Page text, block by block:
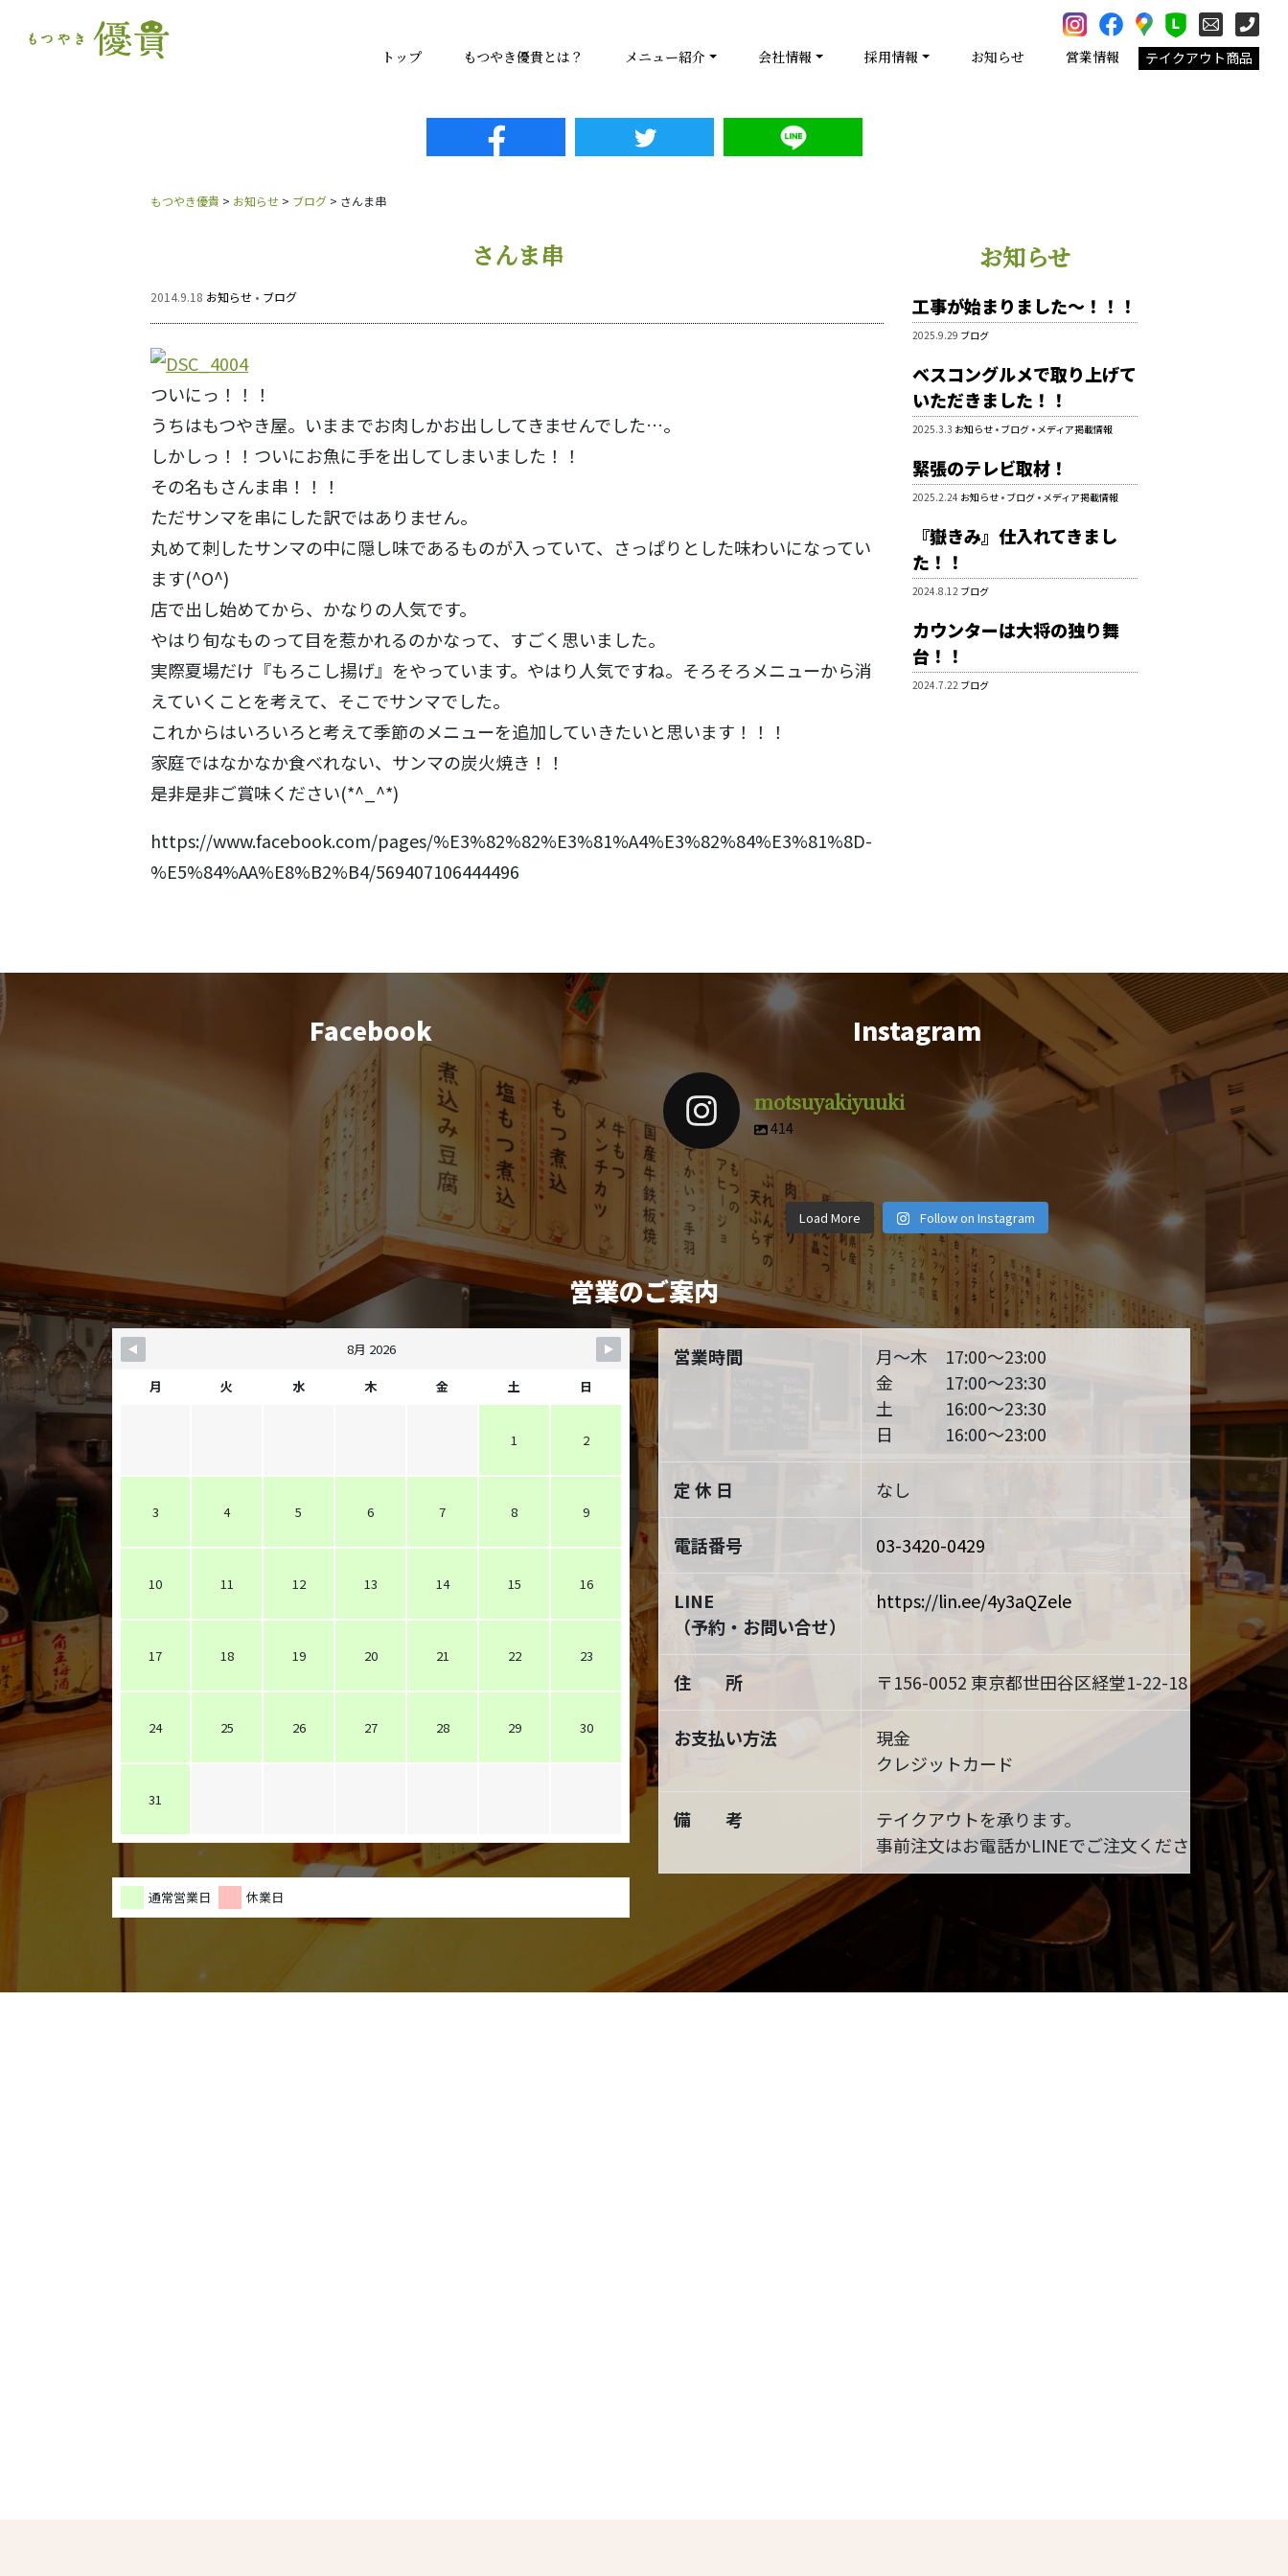
トップ もつやき優貴とは？ メニュー紹介 会社情報 採用情報 お知らせ 営業情報 テイクアウト商品
もつやき優貴 > お知らせ > ブログ > さんま串
さんま串
2014.9.18 お知らせ • ブログ
ついにっ！！！
うちはもつやき屋。いままでお肉しかお出ししてきませんでした…。
しかしっ！！ついにお魚に手を出してしまいました！！
その名もさんま串！！！
ただサンマを串にした訳ではありません。
丸めて刺したサンマの中に隠し味であるものが入っていて、さっぱりとした味わいになってい
ます(^O^)
店で出し始めてから、かなりの人気です。
やはり旬なものって目を惹かれるのかなって、すごく思いました。
実際夏場だけ『もろこし揚げ』をやっています。やはり人気ですね。そろそろメニューから消
えていくことを考えて、そこでサンマでした。
これからはいろいろと考えて季節のメニューを追加していきたいと思います！！！
家庭ではなかなか食べれない、サンマの炭火焼き！！
是非是非ご賞味ください(*^_^*)
https://www.facebook.com/pages/%E3%82%82%E3%81%A4%E3%82%84%E3%81%8D-
%E5%84%AA%E8%B2%B4/569407106444496
お知らせ
工事が始まりました～！！！
2025.9.29 ブログ
ベスコングルメで取り上げて
いただきました！！
2025.3.3 お知らせ • ブログ • メディア掲載情報
緊張のテレビ取材！
2025.2.24 お知らせ • ブログ • メディア掲載情報
『嶽きみ』仕入れてきまし
た！！
2024.8.12 ブログ
カウンターは大将の独り舞
台！！
2024.7.22 ブログ
Facebook Instagram
motsuyakiyuuki
414
motsuyakiyuuki
4月 9
3月 1
2月 14
motsuyakiyuuki
motsuyakiyuuki
12月 8
motsuyakiyuuki
11月 6
motsuyakiyuuki
11月 4
motsuyakiyuuki
motsuyakiyuuki
10月 5
motsuyakiyuuki
9月 28
motsuyakiyuuki
9月 25
9月 22
Load More Follow on Instagram
営業のご案内
8月 2026
月 火 水 木 金 土 日
1 2
3 4 5 6 7 8 9
10 11 12 13 14 15 16
17 18 19 20 21 22 23
24 25 26 27 28 29 30
31
通常営業日 休業日
営業時間
月～木 17:00～23:00
金 17:00～23:30
土 16:00～23:30
日 16:00～23:00
定 休 日 なし
電話番号 03-3420-0429
LINE
（予約・お問い合せ）
https://lin.ee/4y3aQZele
住 所 〒156-0052 東京都世田谷区経堂1-22-18MAP
お支払い方法
現金
クレジットカード
備 考
テイクアウトを承ります。
事前注文はお電話かLINEでご注文ください。